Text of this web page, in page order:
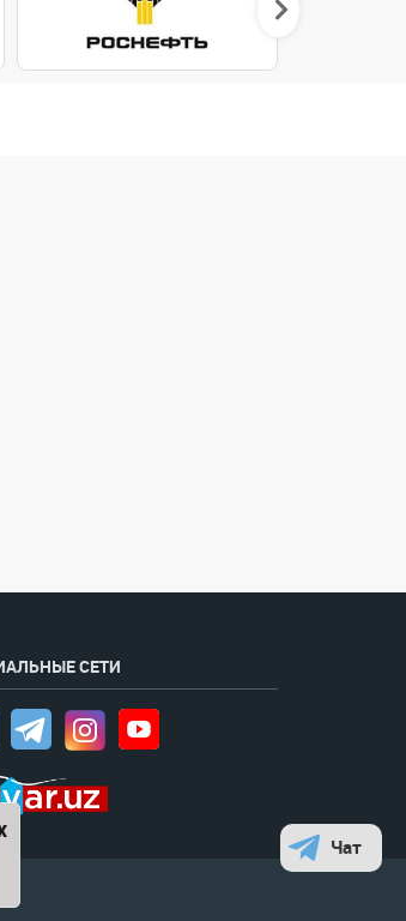
СЕТИ
Чат